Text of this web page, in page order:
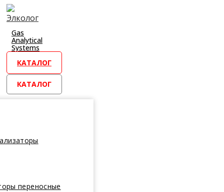
Перейти
к
контенту
Gas
Analytical
Systems
КАТАЛОГ
КАТАЛОГ
переносные